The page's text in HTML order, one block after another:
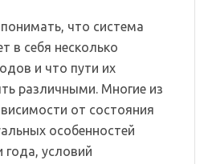
что система
в себя несколько
и что пути их
различными. Многие из
от состояния
особенностей
года, условий